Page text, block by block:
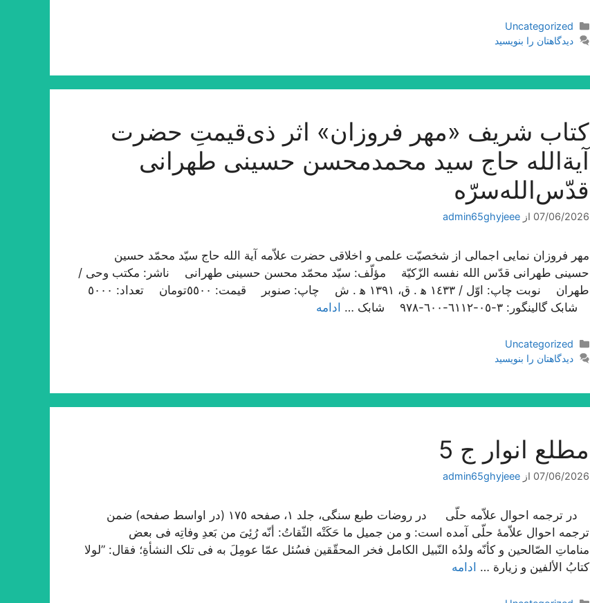
دسته‌ها
Uncategorized
دیدگاهتان را بنویسید
کتاب شریف «مهر فروزان» اثر ذی‌قیمتِ حضرت
آیة‌الله حاج سید محمدمحسن حسینی طهرانی
قدّس‌الله‌سرّه
07/06/2026 از admin65ghyjeee
مهر فروزان نمایی اجمالی از شخصیّت علمی و اخلاقی حضرت علاّمه آیة الله حاج سیّد محمّد حسین
حسینی طهرانی قدّس الله نفسه الزّکیّة مؤلّف: سیّد محمّد محسن حسینی طهرانی ناشر: مکتب وحی /
طهران نوبت چاپ: اوّل / ١٤٣٣ ه‍ . ق، ١٣٩١ ه‍ . ش چاپ: صنوبر قیمت: ٥٥٠٠تومان تعداد: ٥٠٠٠
شابک گالینگور: ٣-٠٥-٦١١٢-٦٠٠-٩٧٨ شابک …
ادامه
دسته‌ها
Uncategorized
دیدگاهتان را بنویسید
مطلع انوار ج 5
07/06/2026 از admin65ghyjeee
در ترجمه احوال علاّمه حلّی در روضات طبع سنگی، جلد ١، صفحه ١٧٥ (در اواسط صفحه) ضمن
ترجمه احوال علاّمۀ حلّی آمده است: و من جمیل ما حَکَتْه الثّقاتُ: أنّه رُئِیَ من بَعدِ وفاتِه فی بعض
مناماتِ الصّالحین و کأنّه ولدُه النّبیل الکامل فخر المحقّقین فسُئل عمّا عومِلَ به فی تلک النشأةِ؛ فقال: ”لولا
کتابُ الألفین و زیارة … ادامه